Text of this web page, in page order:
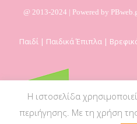
@ 2013-2024 | Powered by
Παιδί | Παιδικά Έπιπλα |
Η ιστοσελίδα
περιήγησης. Με τη χρήση